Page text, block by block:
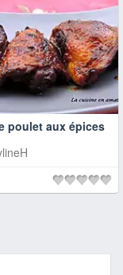
poulet aux épices